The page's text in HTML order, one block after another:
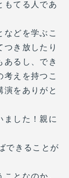
もてる人であ
どを学ぶこ
き放したり
るし、でき
考えを持つこ
演をありがと
ました！親に
できることが